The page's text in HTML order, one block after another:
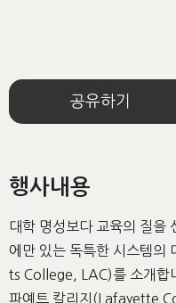
공유하기
행사내용
대학 명성보다 교육의 질을
에만 있는 독특한 시스템
ts College, LAC)를 소개합
파예트 칼리지(Lafayette